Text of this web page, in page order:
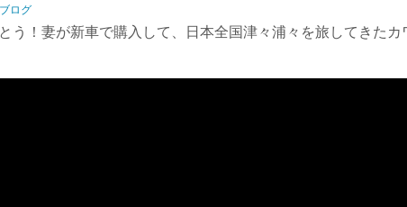
ログ
う！妻が新車で購入して、日本全国津々浦々を旅してきたカ